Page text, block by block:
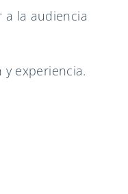
la audiencia
experiencia.